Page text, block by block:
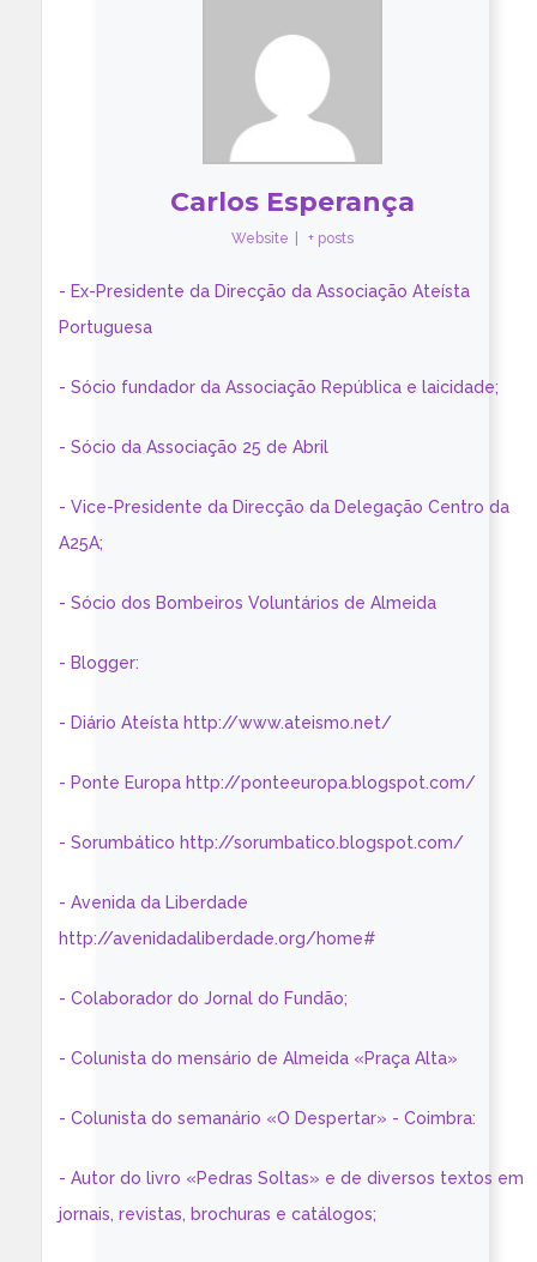
Carlos Esperança
Website + posts
- Ex-Presidente da Direcção da Associação Ateísta
Portuguesa
- Sócio fundador da Associação República e laicidade;
- Sócio da Associação 25 de Abril
- Vice-Presidente da Direcção da Delegação Centro da
A25A;
- Sócio dos Bombeiros Voluntários de Almeida
- Blogger:
- Diário Ateísta http://www.ateismo.net/
- Ponte Europa http://ponteeuropa.blogspot.com/
- Sorumbático http://sorumbatico.blogspot.com/
- Avenida da Liberdade
http://avenidadaliberdade.org/home#
- Colaborador do Jornal do Fundão;
- Colunista do mensário de Almeida «Praça Alta»
- Colunista do semanário «O Despertar» - Coimbra:
- Autor do livro «Pedras Soltas» e de diversos textos em
jornais, revistas, brochuras e catálogos;